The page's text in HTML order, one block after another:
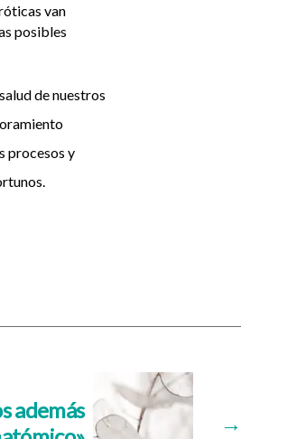
van
posibles
de nuestros
procesos y
→
además